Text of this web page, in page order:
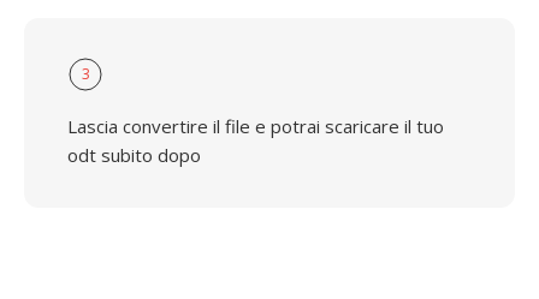
3
Lascia convertire il file e potrai scaricare il tuo
odt subito dopo